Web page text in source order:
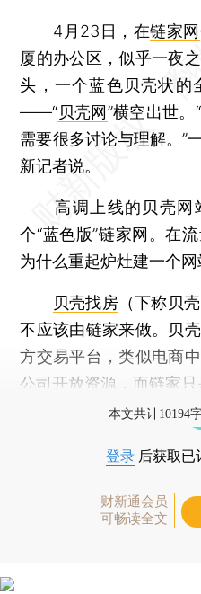
4月23日，在链家网
厦的办公区，似乎一夜
头，一个蓝色贝壳状的
——“贝壳网”横空出世
需要很多讨论与理解。”
新记者说。
高调上线的贝壳网
个“蓝色版”链家网。在
为什么重起炉灶建一个网
贝壳找房（下称贝
不应该由链家来做。贝
方交易平台，类似电商
公司开放资源，而链家只
本文共计10194
登录 后获取已
财新通会员
可畅读全文